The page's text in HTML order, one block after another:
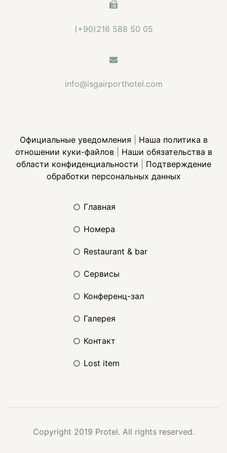
(+90)216 588 50 05
info@isgairporthotel.com
Официальные уведомления
Наша политика в
отношении куки-файлов| Наши обязательства в
области конфиденциальности
Подтверждение
обработки персональных данных
главная
номера
restaurant & bar
сервисы
конференц-зал
галерея
контакт
lost item
Copyright 2019 Protel. All rights reserved.